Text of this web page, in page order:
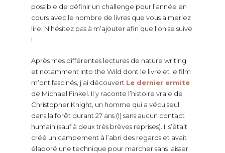
possible de définir un challenge pour l’année en
cours avec le nombre de livres que vous aimeriez
lire. N’hésitez pas à m’ajouter afin que l’on se suive
!
Après mes différentes lectures de nature writing
et notamment Into the Wild dont le livre et le film
m’ont fascinés, j’ai découvert Le dernier ermite
de Michael Finkel. Il y raconte l’histoire vraie de
Christopher Knight, un homme qui a vécu seul
dans la forêt durant 27 ans (!) sans aucun contact
humain (sauf à deux très brèves reprises). Il s’était
créé un campement à l’abri des regards et avait
élaboré une technique pour marcher sans laisser